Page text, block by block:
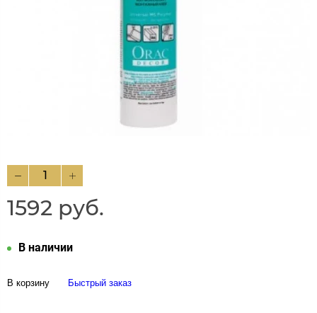
1592 руб.
В наличии
В корзину Быстрый заказ